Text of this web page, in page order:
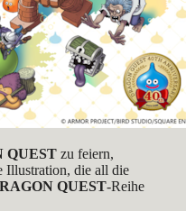
QUEST zu feiern,
Illustration, die all die
QUEST-Reihe